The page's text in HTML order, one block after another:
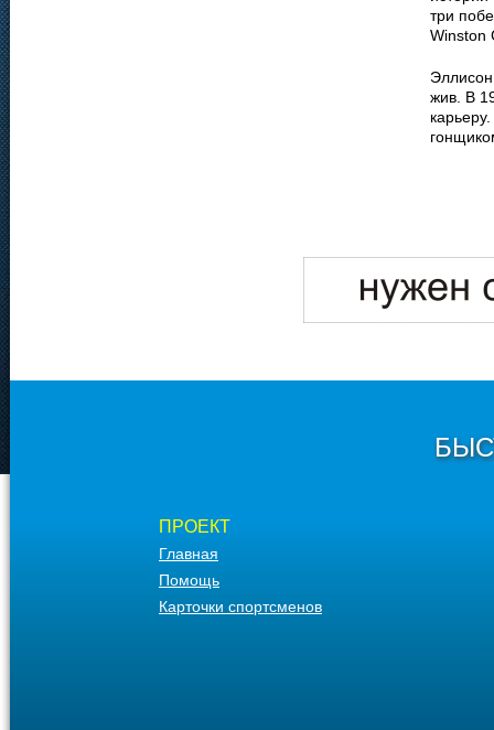
три
Winston
жив. В
ПРОЕКТ
Главная
Помощь
Карточки спортсменов